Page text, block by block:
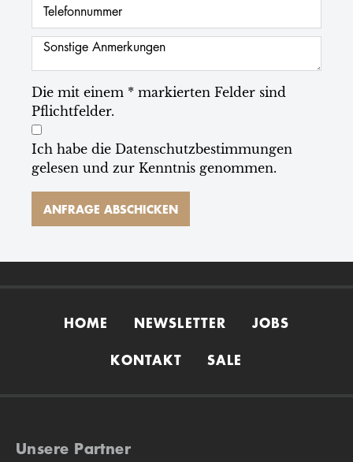
Die mit einem * markierten Felder sind
Pflichtfelder.
Ich habe die Datenschutzbestimmungen
gelesen und zur Kenntnis genommen.
HOME NEWSLETTER JOBS
KONTAKT SALE
Unsere Partner